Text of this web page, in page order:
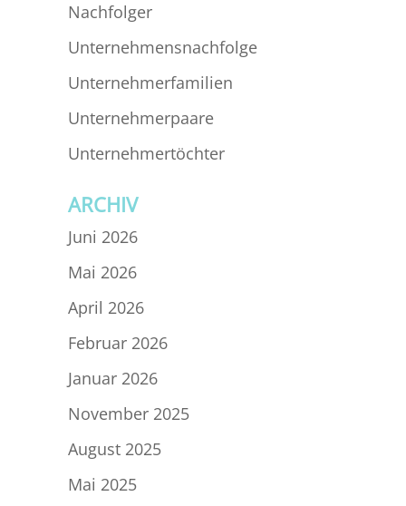
Nachfolger
Unternehmensnachfolge
Unternehmerfamilien
Unternehmerpaare
Unternehmertöchter
ARCHIV
Juni 2026
Mai 2026
April 2026
Februar 2026
Januar 2026
November 2025
August 2025
Mai 2025